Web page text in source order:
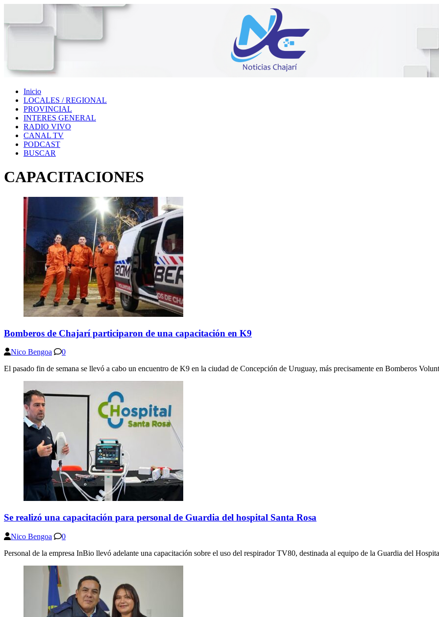
Inicio
LOCALES / REGIONAL
PROVINCIAL
INTERES GENERAL
RADIO VIVO
CANAL TV
PODCAST
BUSCAR
CAPACITACIONES
Bomberos de Chajarí participaron de una capacitación en K9
Nico Bengoa
0
El pasado fin de semana se llevó a cabo un encuentro de K9 en la ciudad de Concepción de Uruguay, más precisamente en Bomberos
Se realizó una capacitación para personal de Guardia del hospital Santa Rosa
Nico Bengoa
0
Personal de la empresa InBio llevó adelante una capacitación sobre el uso del respirador TV80, destinada al equipo de la Guardia del